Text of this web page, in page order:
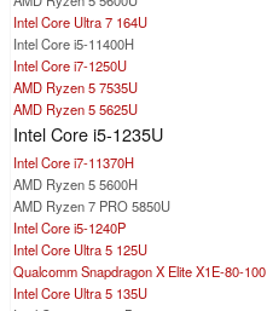
Intel Core Ultra 7 164U
Intel Core i5-11400H
Intel Core i7-1250U
AMD Ryzen 5 7535U
AMD Ryzen 5 5625U
Intel Core i5-1235U
Intel Core i7-11370H
AMD Ryzen 5 5600H
AMD Ryzen 7 PRO 5850U
Intel Core i5-1240P
Intel Core Ultra 5 125U
Qualcomm Snapdragon X Elite X1E-80-100
Intel Core Ultra 5 135U